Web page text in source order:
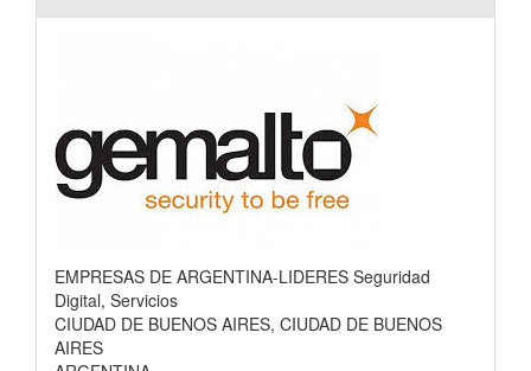
EMPRESAS DE ARGENTINA-LIDERES Seguridad
Digital, Servicios
CIUDAD DE BUENOS AIRES, CIUDAD DE BUENOS
AIRES